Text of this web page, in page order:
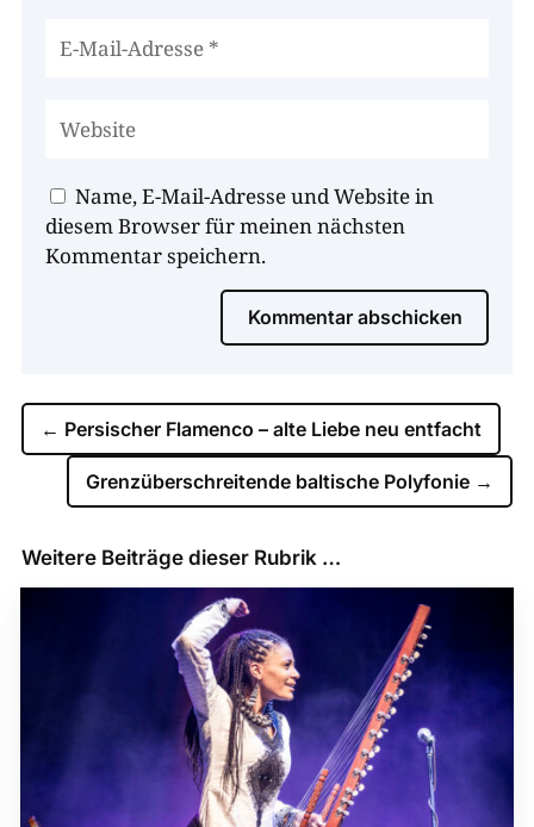
Name, E-Mail-Adresse und Website in
diesem Browser für meinen nächsten
Kommentar speichern.
Kommentar abschicken
← Persischer Flamenco – alte Liebe neu entfacht
Grenzüberschreitende baltische Polyfonie →
Weitere Beiträge dieser Rubrik …